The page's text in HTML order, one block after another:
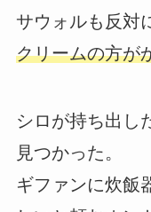
サウォルも反対
クリームの方が
シロが持ち出し
見つかった。
ギファンに炊飯